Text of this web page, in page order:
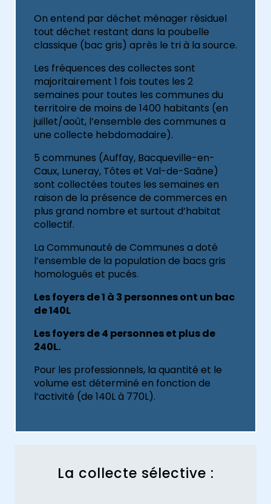
On entend par déchet ménager résiduel
tout déchet restant dans la poubelle
classique (bac gris) après le tri à la source.
Les fréquences des collectes sont
majoritairement 1 fois toutes les 2
semaines pour toutes les communes du
territoire de moins de 1400 habitants (en
juillet/août, l’ensemble des communes a
une collecte hebdomadaire).
5 communes (Auffay, Bacqueville-en-
Caux, Luneray, Tôtes et Val-de-Saâne)
sont collectées toutes les semaines en
raison de la présence de commerces en
plus grand nombre et surtout d’habitat
collectif.
La Communauté de Communes a doté
l’ensemble de la population de bacs gris
homologués et pucés.
Les foyers de 1 à 3 personnes ont un bac
de 140L
Les foyers de 4 personnes et plus de
240L.
Pour les professionnels, la quantité et le
volume est déterminé en fonction de
l’activité (de 140L à 770L).
La collecte sélective :